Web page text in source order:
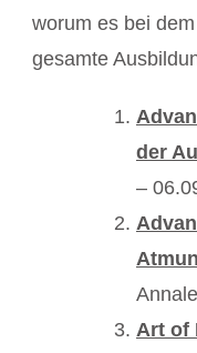
worum es bei
gesamte
der
–
Art of